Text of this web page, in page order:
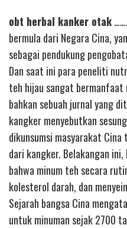
obt herbal kanker otak
bermula dari Negara Cina,
sebagai pendukung
Dan saat ini para peneliti
teh hijau sangat bermanfaat
bahkan sebuah jurnal yang
kangker menyebutkan
dikunsumsi masyarakat
dari kangker. Belakangan
bahwa minum teh secara
kolesterol darah, dan
Sejarah bangsa Cina
untuk minuman sejak 2700